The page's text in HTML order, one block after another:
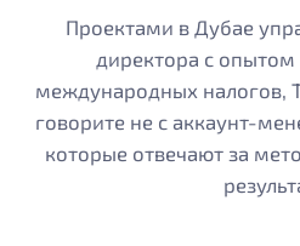
Проектами в Дубае
директора с опытом
международных налогов,
говорите не с аккаунт-
которые отвечают за